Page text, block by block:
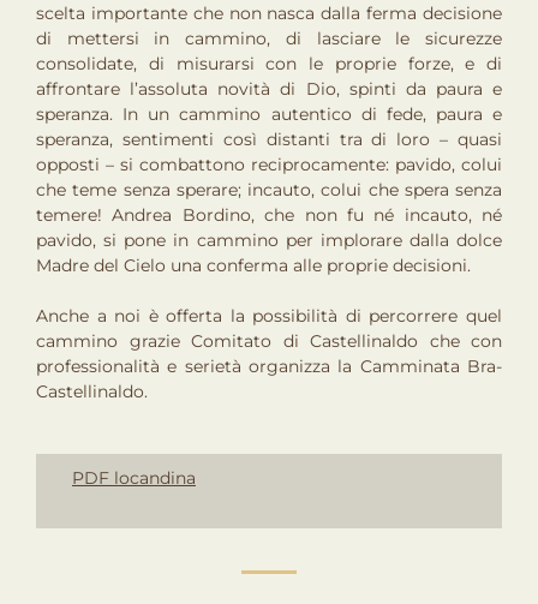
scelta importante che non nasca dalla ferma decisione
di mettersi in cammino, di lasciare le sicurezze
consolidate, di misurarsi con le proprie forze, e di
affrontare l’assoluta novità di Dio, spinti da paura e
speranza. In un cammino autentico di fede, paura e
speranza, sentimenti così distanti tra di loro – quasi
opposti – si combattono reciprocamente: pavido, colui
che teme senza sperare; incauto, colui che spera senza
temere! Andrea Bordino, che non fu né incauto, né
pavido, si pone in cammino per implorare dalla dolce
Madre del Cielo una conferma alle proprie decisioni.
Anche a noi è offerta la possibilità di percorrere quel
cammino grazie Comitato di Castellinaldo che con
professionalità e serietà organizza la Camminata Bra-
Castellinaldo.
PDF locandina